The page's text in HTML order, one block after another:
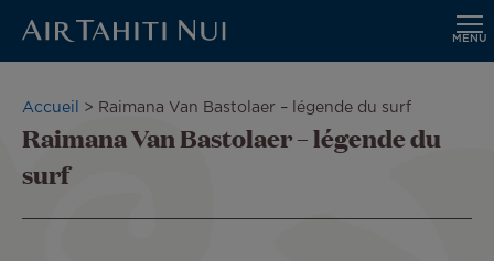
principal
MENU
Fil
d'Ariane
Accueil Raimana Van Bastolaer – légende du surf
Raimana Van Bastolaer – légende du
surf